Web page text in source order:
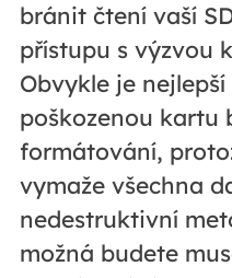
bránit čtení vaší
přístupu s výzvou
Obvykle je
poškozenou kartu
formátování,
vymaže všechna
nedestruktivní
možná budete